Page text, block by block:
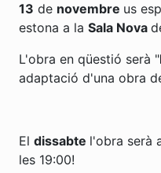
13 de novembre us
estona a la Sala Nova
L'obra en qüestió serà "
adaptació d'una obra
El dissabte l'obra serà
les 19:00!